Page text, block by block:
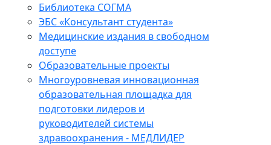
Библиотека СОГМА
ЭБС «Консультант студента»
Медицинские издания в свободном
доступе
Образовательные проекты
Многоуровневая инновационная
образовательная площадка для
подготовки лидеров и
руководителей системы
здравоохранения - МЕДЛИДЕР